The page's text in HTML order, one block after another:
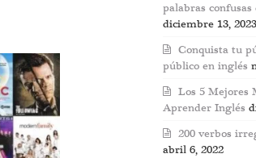
palabras
diciembre 13, 2023
Conquista tu
público en inglés
Los 5 Mejores
Aprender Inglés
200 verbos
abril 6, 2022